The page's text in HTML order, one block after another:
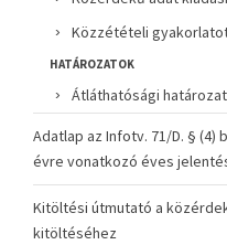
Közzétételi
HATÁROZATOK
Átláthatósági
Adatlap az Infotv. 71/D. § (4)
évre vonatkozó éves
Kitöltési útmutató a
kitöltéséhez